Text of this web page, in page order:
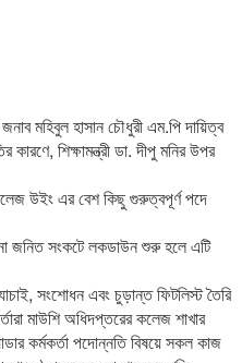
মহিবুল হাসান চৌধুরী এম.পি দায়িত্ব
শিক্ষামন্ত্রী ডা. দীপু মনির উপর
উইং এর বেশ কিছু গুরুত্বপূর্ণ পদে
জনিত সংকটে লকডাউন শুরু হলে এটি
সংশোধন এবং চুড়ান্ত ফিটলিস্ট তৈরি
মাউশি অধিদপ্তরের কলেজ শাখার
কর্মকর্তা পদোন্নতি বিষয়ে সকল কাজ